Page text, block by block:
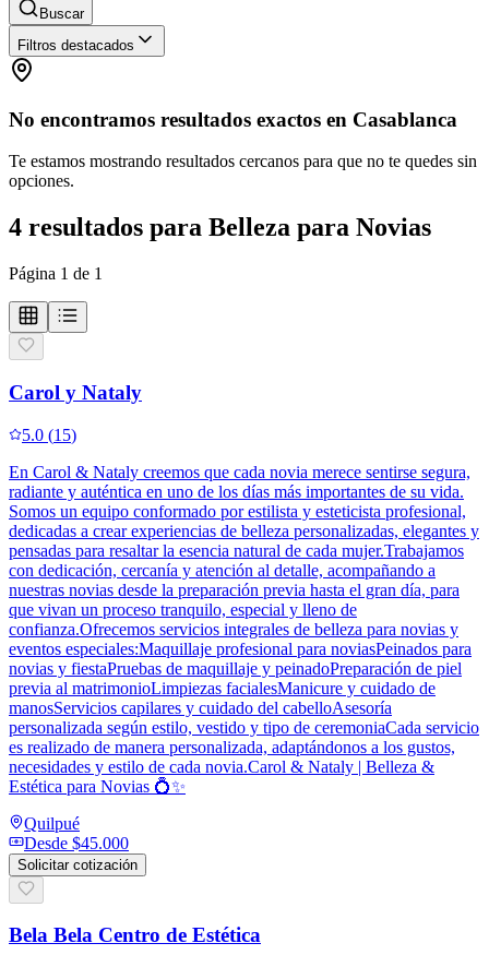
Buscar
Filtros destacados
No encontramos resultados exactos en Casablanca
Te estamos mostrando resultados cercanos para que no te quedes sin
opciones.
4 resultados para Belleza para Novias
Página 1 de 1
Carol y Nataly
5.0 (15)
En Carol & Nataly creemos que cada novia merece sentirse segura,
radiante y auténtica en uno de los días más importantes de su vida.
Somos un equipo conformado por estilista y esteticista profesional,
dedicadas a crear experiencias de belleza personalizadas, elegantes y
pensadas para resaltar la esencia natural de cada mujer.Trabajamos
con dedicación, cercanía y atención al detalle, acompañando a
nuestras novias desde la preparación previa hasta el gran día, para
que vivan un proceso tranquilo, especial y lleno de
confianza.Ofrecemos servicios integrales de belleza para novias y
eventos especiales:Maquillaje profesional para noviasPeinados para
novias y fiestaPruebas de maquillaje y peinadoPreparación de piel
previa al matrimonioLimpiezas facialesManicure y cuidado de
manosServicios capilares y cuidado del cabelloAsesoría
personalizada según estilo, vestido y tipo de ceremoniaCada servicio
es realizado de manera personalizada, adaptándonos a los gustos,
necesidades y estilo de cada novia.Carol & Nataly | Belleza &
Estética para Novias 💍✨
Quilpué
Desde $45.000
Solicitar cotización
Bela Bela Centro de Estética